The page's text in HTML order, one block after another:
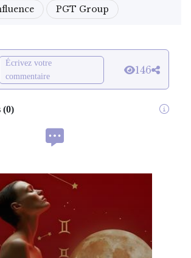
PGT Group
Écrivez votre
commentaire
146
(0)